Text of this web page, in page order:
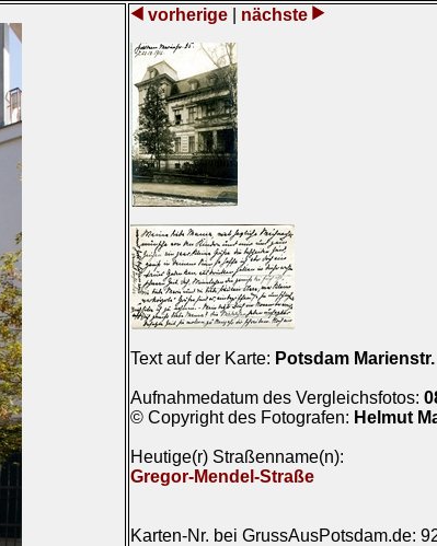
vorherige nächste
Text auf der Karte: Potsdam
Aufnahmedatum des Vergleichsfotos:
© Copyright des Fotografen: Helmut
Heutige(r) Straßenname(n):
Gregor-Mendel-Straße
Karten-Nr. bei GrussAusPotsdam.de: